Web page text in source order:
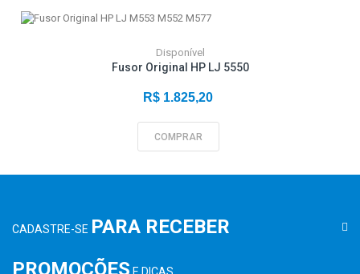
Disponível
Fusor Original HP LJ 5550
R$ 1.825,20
COMPRAR
CADASTRE-SE PARA RECEBER
PROMOÇÕES